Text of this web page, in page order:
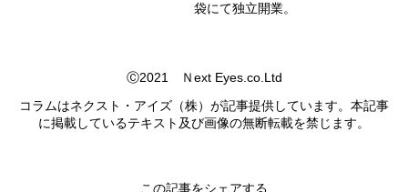
袋にて独立開業。
Ⓒ2021 Ｎext Eyes.co.Ltd
コラムはネクスト・アイズ（株）が記事提供しています。本記事
に掲載しているテキスト及び画像の無断転載を禁じます。
この記事をシェアする